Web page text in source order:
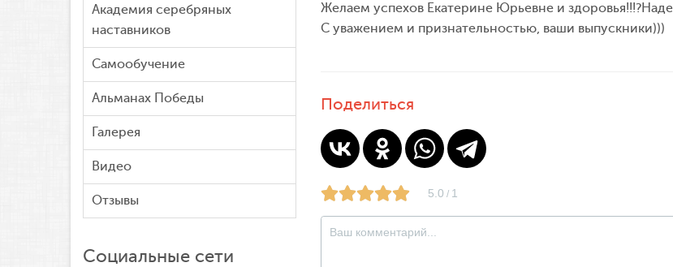
Академия серебряных
наставников
Самообучение
Альманах Победы
Галерея
Видео
Отзывы
Социальные сети
Желаем успехов Екатерине Юрьевне и
С уважением и признательностью, ваши выпускники)))
Поделиться
5.0 / 1